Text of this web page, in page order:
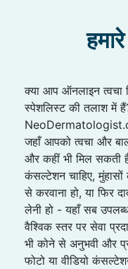
क्या आप ऑनलाइन त्वचा
स्पेशलिस्ट की तलाश में
जहाँ आपको त्वचा और
और कहीं भी मिल सकती
कंसल्टेशन चाहिए, मुंहासों
से करवाना हो, या फिर
लेनी हो - यहाँ सब
वैश्विक स्तर पर सेवा
भी कोने से अनुभवी और
फोटो या वीडियो